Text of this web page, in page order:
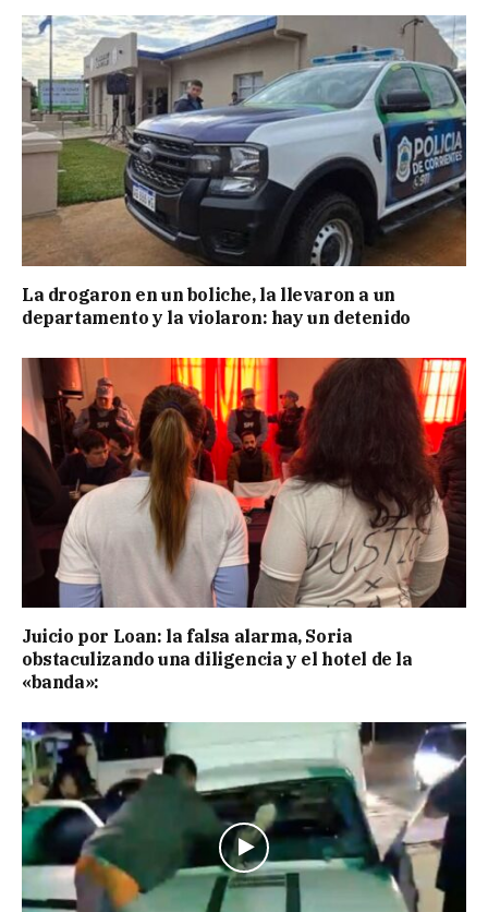
La drogaron en un boliche, la llevaron a un
departamento y la violaron: hay un detenido
Juicio por Loan: la falsa alarma, Soria
obstaculizando una diligencia y el hotel de la
«banda»: